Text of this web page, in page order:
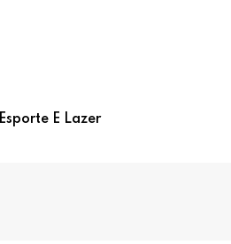
Esporte E Lazer